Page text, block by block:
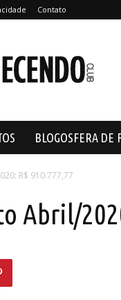
Contato
BLOGOSFERA DE
R$ 910.777,77
Abril/